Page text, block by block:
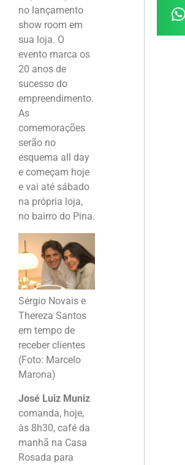
no lançamento
show room em
sua loja. O
evento marca os
20 anos de
sucesso do
empreendimento.
As
comemorações
serão no
esquema all day
e começam hoje
e vai até sábado
na própria loja,
no bairro do Pina.
Sérgio Novais e
Thereza Santos
em tempo de
receber clientes
(Foto: Marcelo
Marona)
José Luiz Muniz
comanda, hoje,
às 8h30, café da
manhã na Casa
Rosada para